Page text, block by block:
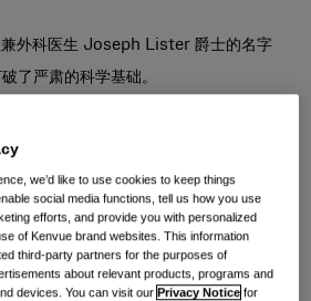
兼外科医生 Joseph Lister 爵士的名字
了严肃的科学基础。
。
是 19 世纪的救命药：他的成功实验导
因此，他被认为是 “现代手术之父”。
we’d like to use cookies to keep things
social media functions, tell us how you use
efforts, and provide you with personalized
of Kenvue brand websites. This information
third-party partners for the purposes of
about relevant products, programs and
devices. You can visit our Privacy Notice for